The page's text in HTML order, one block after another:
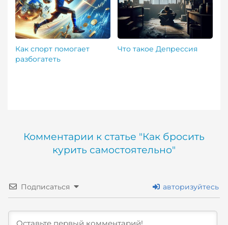
Как спорт помогает
разбогатеть
Что такое Депрессия
Комментарии к статье "Как бросить
курить самостоятельно"
Подписаться авторизуйтесь